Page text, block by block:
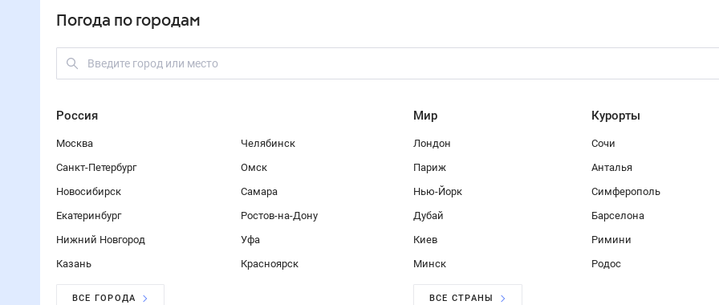
Погода по городам
Россия
Москва
Санкт-Петербург
Новосибирск
Екатеринбург
Нижний Новгород
Казань
Челябинск
Омск
Самара
Ростов-на-Дону
Уфа
Красноярск
ВСЕ ГОРОДА
Мир
Лондон
Париж
Нью-Йорк
Дубай
Киев
Минск
Курорты
Сочи
Анталья
Симферополь
Барселона
Римини
Родос
ВСЕ СТРАНЫ